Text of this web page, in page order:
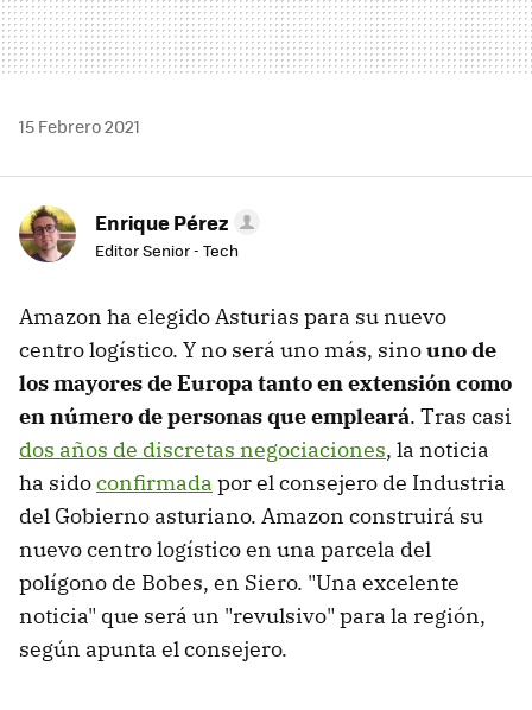
15 Febrero 2021
Enrique Pérez
Editor Senior - Tech
Amazon ha elegido Asturias para su nuevo
centro logístico. Y no será uno más, sinouno de
los mayores de Europa tanto en extensión como
en número de personas que empleará. Tras casi
dos años de discretas negociaciones, la noticia
ha sidoconfirmada por el consejero de Industria
del Gobierno asturiano. Amazon construirá su
nuevo centro logístico en una parcela del
polígono de Bobes, en Siero. "Una excelente
noticia" que será un "revulsivo" para la región,
según apunta el consejero.